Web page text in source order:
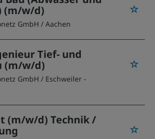
(m/w/d)
GmbH / Aachen
Tief- und
(m/w/d)
GmbH / Eschweiler -
(m/w/d) Technik /